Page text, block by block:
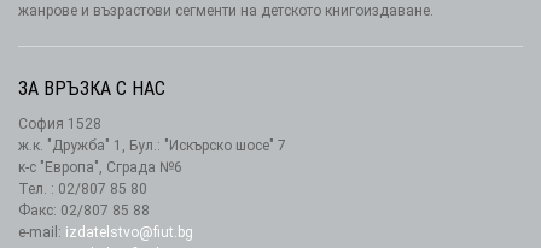
жанрове и възрастови сегменти на детското книгоиздаване.
ЗА ВРЪЗКА С НАС
София 1528
ж.к. "Дружба" 1, Бул.: "Искърско шосе" 7
к-с "Европа", Сграда №6
Тел. : 02/807 85 80
Факс: 02/807 85 88
e-mail: izdatelstvo@fiut.bg